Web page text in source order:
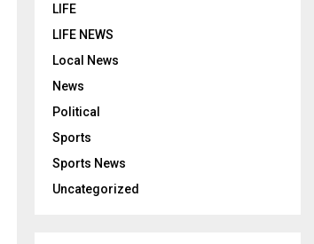
LIFE
LIFE NEWS
Local News
News
Political
Sports
Sports News
Uncategorized